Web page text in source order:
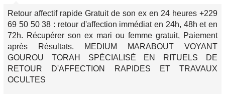
Retour affectif rapide Gratuit de son ex en 24 heures +229
69 50 50 38 : retour d'affection immédiat en 24h, 48h et en
72h. Récupérer son ex mari ou femme gratuit, Paiement
après Résultats. MEDIUM MARABOUT VOYANT
GOUROU TORAH SPÉCIALISÉ EN RITUELS DE
RETOUR D'AFFECTION RAPIDES ET TRAVAUX
OCULTES